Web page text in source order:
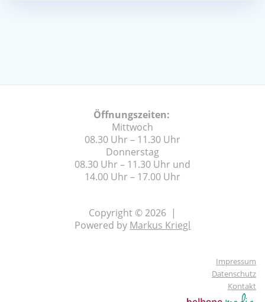
Öffnungszeiten:
Mittwoch
08.30 Uhr – 11.30 Uhr
Donnerstag
08.30 Uhr – 11.30 Uhr und
14.00 Uhr – 17.00 Uhr
Copyright © 2026 |
Powered by Markus Kriegl
Impressum
Datenschutz
Kontakt